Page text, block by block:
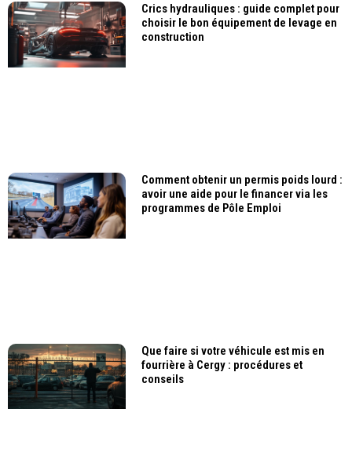
Crics hydrauliques : guide complet pour
choisir le bon équipement de levage en
construction
Comment obtenir un permis poids lourd :
avoir une aide pour le financer via les
programmes de Pôle Emploi
Que faire si votre véhicule est mis en
fourrière à Cergy : procédures et
conseils